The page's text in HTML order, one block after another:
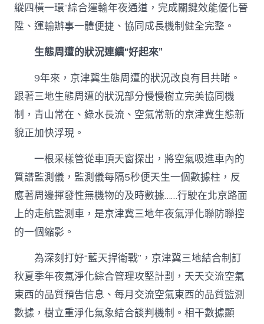
縱四橫一環”綜合運輸年夜通道，完成關鍵效能優化晉
陞、運輸辦事一體便捷、協同成長機制健全完整。
生態周遭的狀況連續“好起來”
9年來，京津冀生態周遭的狀況改良有目共睹。
跟著三地生態周遭的狀況部分慢慢樹立完美協同機
制，青山常在、綠水長流、空氣常新的京津冀生態新
貌正加快浮現。
一根采樣管從車頂天窗探出，將空氣吸進車內的
質譜監測儀，監測儀每隔5秒便天生一個數據柱，反
應著周邊揮發性無機物的及時數據……行駛在北京路面
上的走航監測車，是京津冀三地年夜氣淨化聯防聯控
的一個縮影。
為深刻打好“藍天捍衛戰”，京津冀三地結合制訂
秋夏季年夜氣淨化綜合管理攻堅計劃，天天交流空氣
東西的品質預告信息、每月交流空氣東西的品質監測
數據，樹立重淨化氣象結合談判機制。相干數據顯